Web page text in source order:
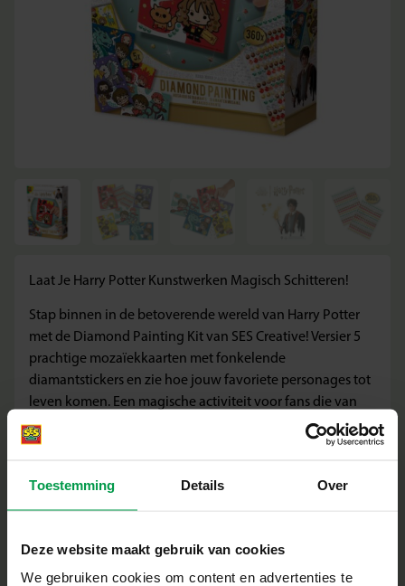
Toestemming Details Over
Deze website maakt gebruik van cookies
We gebruiken cookies om content en advertenties te
Laat Je Harry Potter Kunstwerken Magisch Schitteren!
Stap binnen in de betoverende wereld van Harry Potter
met de Diamond Painting Kit van SES Creative! Versier 5
prachtige mozaïekkaarten met fonkelende
diamantstickers en zie hoe jouw favoriete personages tot
leven komen. Een magische activiteit voor fans die van
creativiteit én glitter houden!
180 diamantstickers in 5 kleuren
Waarom kiezen voor deze set?
+
Productnummer
09342
Deel dit product